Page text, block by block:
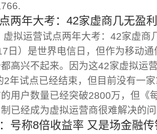
两年大考：42家虚商几无盈利
虚拟运营试点两年大考：42家虚商
日）是世界电信日，但作为移动
高兴不起来。因为这42家虚拟运
2年试点已经结束，但目前没有一
用户数量已经突破2800万，但《
已经成为虚拟运营商很难解决的
号称8倍收益率 又是场金融